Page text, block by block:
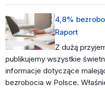
4,8%
Raport
Z dużą
publikujemy wszystkie
informacje dotyczące
bezrobocia w Polsce.